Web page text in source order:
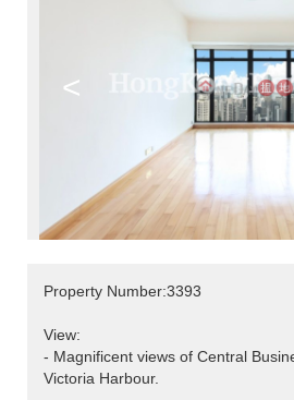
<
Property Number:3393
View:
- Magnificent views of Central
Victoria Harbour.